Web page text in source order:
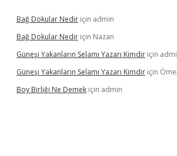
Bağ Dokular Nedir için admin
Bağ Dokular Nedir için Nazan
Güneşi Yakanların Selamı Yazarı Kimdir için
Güneşi Yakanların Selamı Yazarı Kimdir için
Boy Birliği Ne Demek için admin